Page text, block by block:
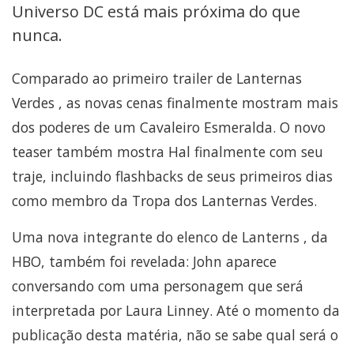
Universo DC está mais próxima do que
nunca.
Comparado ao primeiro trailer de Lanternas
Verdes , as novas cenas finalmente mostram mais
dos poderes de um Cavaleiro Esmeralda. O novo
teaser também mostra Hal finalmente com seu
traje, incluindo flashbacks de seus primeiros dias
como membro da Tropa dos Lanternas Verdes.
Uma nova integrante do elenco de Lanterns , da
HBO, também foi revelada: John aparece
conversando com uma personagem que será
interpretada por Laura Linney. Até o momento da
publicação desta matéria, não se sabe qual será o